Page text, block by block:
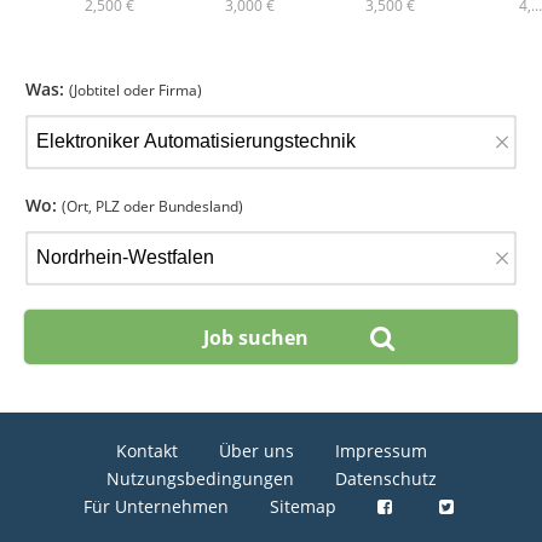
2,500 € 3,000 € 3,500 € 4,…
Was: (Jobtitel oder Firma)
×
Wo: (Ort, PLZ oder Bundesland)
×
Kontakt Über uns
Impressum
Nutzungsbedingungen
Datenschutz
Für Unternehmen
Sitemap